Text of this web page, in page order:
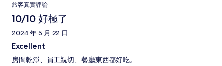
旅客真實評論
10/10 好極了
2024 年 5 月 22 日
Excellent
房間乾淨、員工親切、餐廳東西都好吃。